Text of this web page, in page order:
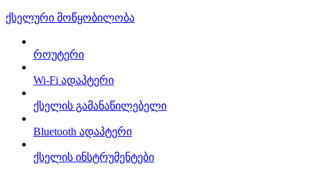
ქსელური მოწყობილობა
როუტერი
Wi-Fi ადაპტერი
ქსელის გამანაწილებელი
Bluetooth ადაპტერი
ქსელის ინსტრუმენტები